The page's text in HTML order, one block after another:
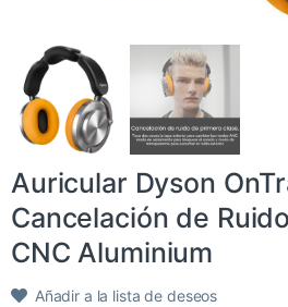
​Auricular Dyson
Cancelación de
CNC Aluminium
Añadir a la lista de deseos